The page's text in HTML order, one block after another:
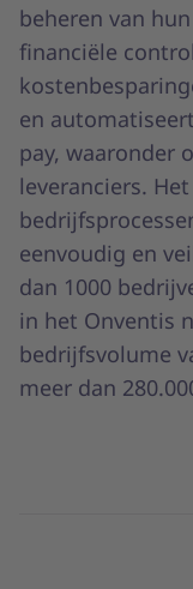
beheren van
financiële
en
pay, waaronder
leveranciers.
eenvoudig en
dan 1000
in het Onventis
bedrijfsvolume
meer dan